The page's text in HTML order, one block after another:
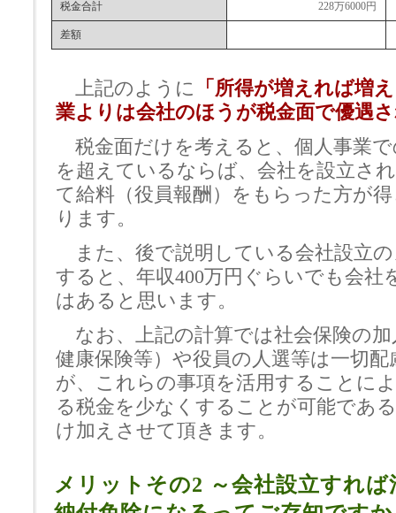
税金合計 228万6000円
差額
上記のように
「所得が増えれば増
業よりは会社のほうが税金面で優遇
税金面だけを考えると、個人事業で
を超えているならば、会社を設立さ
て給料（役員報酬）をもらった方が
ります。
また、後で説明している会社設立
すると、年収400万円ぐらいでも会社
はあると思います。
なお、上記の計算では社会保険の加
健康保険等）や役員の人選等は一切
が、これらの事項を活用することに
る税金を少なくすることが可能であ
け加えさせて頂きます。
メリットその2 ～会社設立すれば